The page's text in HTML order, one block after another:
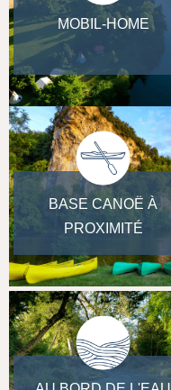
MOBIL-HOME
BASE CANOË À
PROXIMITÉ